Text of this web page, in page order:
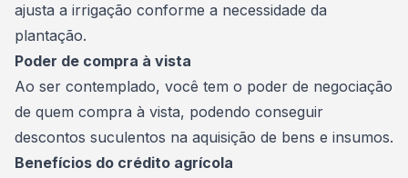
ajusta a irrigação conforme a necessidade da
plantação.
Poder de compra à vista
Ao ser contemplado, você tem o poder de negociação
de quem compra à vista, podendo conseguir
descontos suculentos na aquisição de bens e insumos.
Benefícios do crédito agrícola